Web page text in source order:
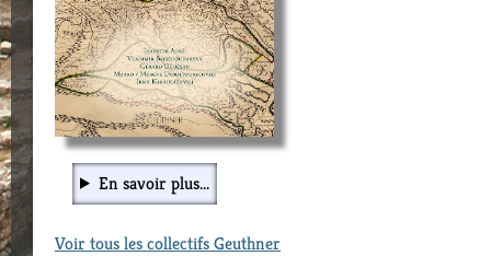
En savoir plus...
Voir tous les collectifs Geuthner